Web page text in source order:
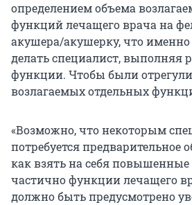
определением объема
функций лечащего врача на
акушера/акушерку, что
делать специалист, выполняя
функции. Чтобы были
возлагаемых отдельных
«Возможно, что некоторым
потребуется предварительное
как взять на себя повышенные
частично функции лечащего
должно быть предусмотрено